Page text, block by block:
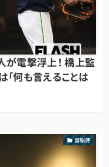
が電撃浮上！ 橋上監
「何も言えることは
首脳陣